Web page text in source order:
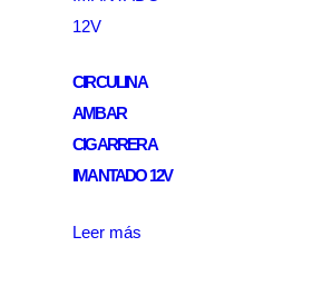
CIRCULINA
AMBAR
CIGARRERA
IMANTADO 12V
Leer más